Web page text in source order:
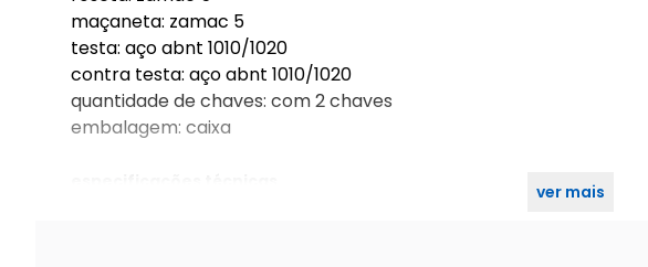
maçaneta: zamac 5
testa: aço abnt 1010/1020
contra testa: aço abnt 1010/1020
quantidade de chaves: com 2 chaves
embalagem: caixa
ver mais